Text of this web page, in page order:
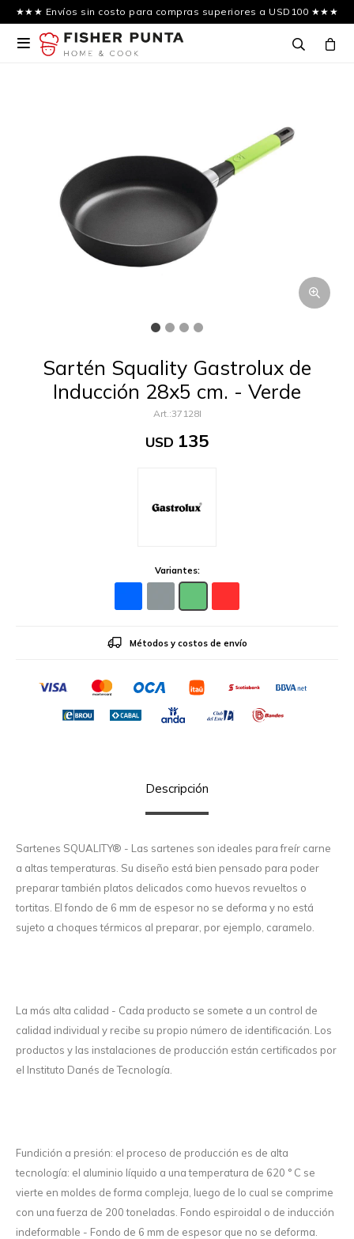
★★★ Envíos sin costo para compras superiores a USD100 ★★★

Sartén Squality Gastrolux de
Inducción 28x5 cm. - Verde
37128I
USD 135
Variantes:
Métodos y costos de envío
Descripción
Sartenes SQUALITY® - Las sartenes son ideales para freír carne
a altas temperaturas. Su diseño está bien pensado para poder
preparar también platos delicados como huevos revueltos o
tortitas. El fondo de 6 mm de espesor no se deforma y no está
sujeto a choques térmicos al preparar, por ejemplo, caramelo.
La más alta calidad - Cada producto se somete a un control de
calidad individual y recibe su propio número de identificación. Los
productos y las instalaciones de producción están certificados por
el Instituto Danés de Tecnología.
Fundición a presión: el proceso de producción es de alta
tecnología: el aluminio líquido a una temperatura de 620 ° C se
vierte en moldes de forma compleja, luego de lo cual se comprime
con una fuerza de 200 toneladas. Fondo espiroidal o de inducción
indeformable - Fondo de 6 mm de espesor que no se deforma.